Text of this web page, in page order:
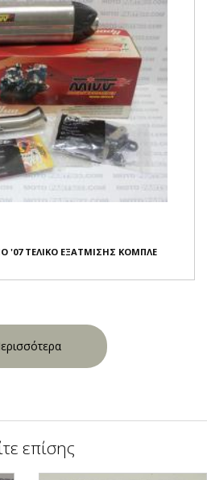
'07 ΤΕΛΙΚΟ ΕΞΑΤΜΙΣΗΣ ΚΟΜΠΛΕ
επίσης